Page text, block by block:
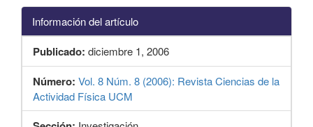
Información del artículo
Publicado: diciembre 1, 2006
Número: Vol. 8 Núm. 8 (2006): Revista Ciencias de la
Actividad Física UCM